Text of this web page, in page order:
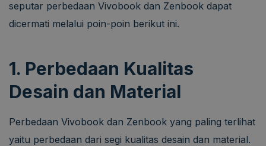
seputar perbedaan Vivobook dan Zenbook dapat
dicermati melalui poin-poin berikut ini.
1. Perbedaan Kualitas
Desain dan Material
Perbedaan Vivobook dan Zenbook yang paling terlihat
yaitu perbedaan dari segi kualitas desain dan material.